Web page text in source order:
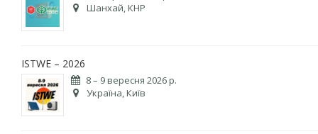
Шанхай, КНР
ISTWE – 2026
8 – 9 вересня 2026 р.
Україна, Київ